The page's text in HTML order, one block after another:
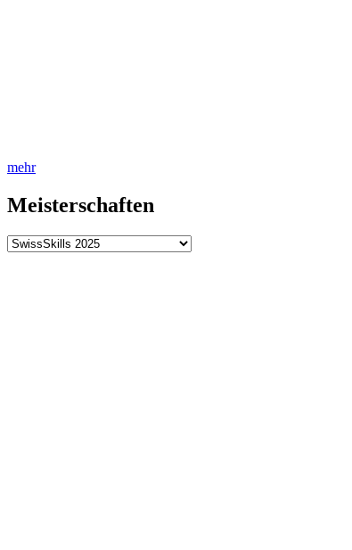
mehr
Meisterschaften